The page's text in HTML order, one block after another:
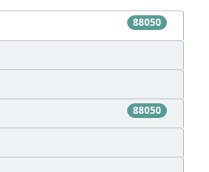
88050
88050